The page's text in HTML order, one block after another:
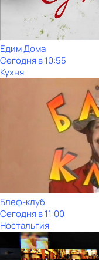
Едим Дома
Сегодня в 10:55
Кухня
Блеф-клуб
Сегодня в 11:00
Ностальгия